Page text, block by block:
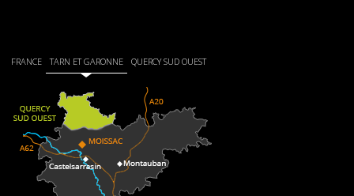
FRANCE TARN ET GARONNE QUERCY SUD OUEST